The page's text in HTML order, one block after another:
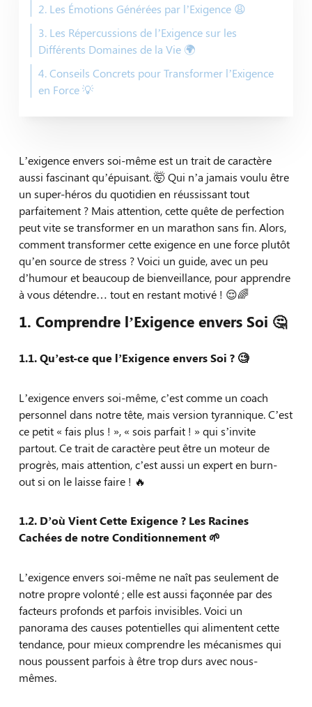
2. Les Émotions Générées par l’Exigence 😩
3. Les Répercussions de l’Exigence sur les
Différents Domaines de la Vie 🌍
4. Conseils Concrets pour Transformer l’Exigence
en Force 💡
L’exigence envers soi-même est un trait de caractère
aussi fascinant qu’épuisant. 🤯 Qui n’a jamais voulu être
un super-héros du quotidien en réussissant tout
parfaitement ? Mais attention, cette quête de perfection
peut vite se transformer en un marathon sans fin. Alors,
comment transformer cette exigence en une force plutôt
qu’en source de stress ? Voici un guide, avec un peu
d’humour et beaucoup de bienveillance, pour apprendre
à vous détendre… tout en restant motivé ! 😌🌈
1. Comprendre l’Exigence envers Soi 🤔
1.1. Qu’est-ce que l’Exigence envers Soi ? 🧐
L’exigence envers soi-même, c’est comme un coach
personnel dans notre tête, mais version tyrannique. C’est
ce petit « fais plus ! », « sois parfait ! » qui s’invite
partout. Ce trait de caractère peut être un moteur de
progrès, mais attention, c’est aussi un expert en burn-
out si on le laisse faire ! 🔥
1.2. D’où Vient Cette Exigence ? Les Racines
Cachées de notre Conditionnement 🌱
L’exigence envers soi-même ne naît pas seulement de
notre propre volonté ; elle est aussi façonnée par des
facteurs profonds et parfois invisibles. Voici un
panorama des causes potentielles qui alimentent cette
tendance, pour mieux comprendre les mécanismes qui
nous poussent parfois à être trop durs avec nous-
mêmes.